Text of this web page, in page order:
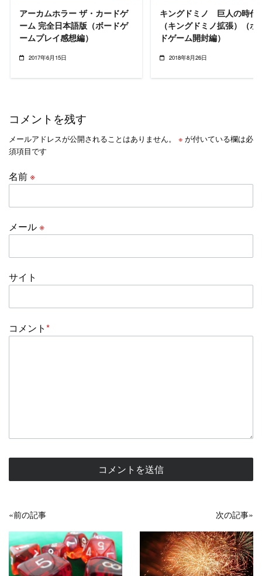
アーカムホラー ザ・カードゲ
ーム 完全日本語版（ボードゲ
ームプレイ感想編）
2017年6月15日
キングドミノ 巨人の時代
（キングドミノ拡張）（ボ
ドゲーム開封編）
2018年8月26日
コメントを残す
メールアドレスが公開されることはありません。 ※ が付いている欄は必
須項目です
名前※
メール※
サイト
コメント*
«前の記事
READ MORE
次の記事»
READ MORE